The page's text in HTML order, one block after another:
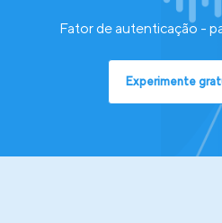
Fator de autenticação -
Experimente